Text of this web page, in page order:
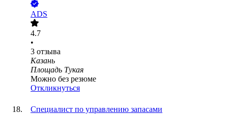
ADS
4.7
•
3 отзыва
Казань
Площадь Тукая
Можно без резюме
Откликнуться
Специалист по управлению запасами